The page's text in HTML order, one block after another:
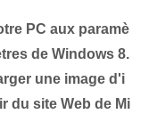
PC aux paramè
de Windows 8.
une image d'i
du site Web de Mi